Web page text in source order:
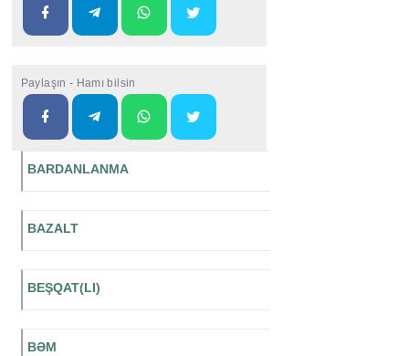
Paylaşın - Hamı bilsin
BARDANLANMA
BAZALT
BEŞQAT(LI)
BƏM